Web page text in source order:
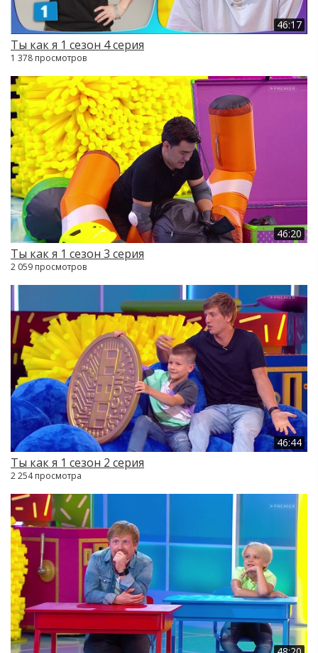
46:17
Ты как я 1 сезон 4 серия
1 378 просмотров
46:20
Ты как я 1 сезон 3 серия
2 059 просмотров
46:44
Ты как я 1 сезон 2 серия
2 254 просмотра